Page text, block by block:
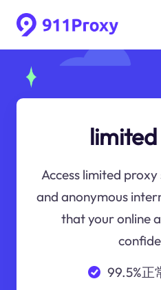
Access limited
and anonymous
that your online
99.5%正